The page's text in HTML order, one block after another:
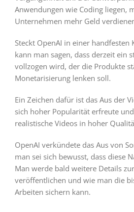
Anwendungen wie Coding liegen,
Unternehmen mehr Geld
Steckt OpenAI in einer handfesten
kann man sagen, dass derzeit ein
vollzogen wird, der die Produkte
Monetarisierung lenken soll.
Ein Zeichen dafür ist das Aus der
sich hoher Popularität erfreute
realistische Videos in hoher
OpenAI verkündete das Aus von
man sei sich bewusst, dass diese
Man werde bald weitere Details
veröffentlichen und wie man die
Arbeiten sichern kann.